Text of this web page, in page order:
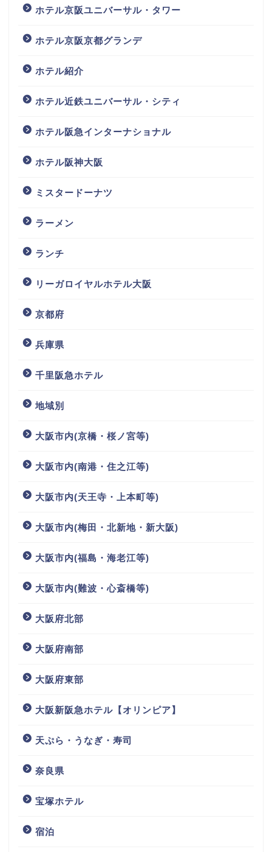
ホテル京阪ユニバーサル・タワー
ホテル京阪京都グランデ
ホテル紹介
ホテル近鉄ユニバーサル・シティ
ホテル阪急インターナショナル
ホテル阪神大阪
ミスタードーナツ
ラーメン
ランチ
リーガロイヤルホテル大阪
京都府
兵庫県
千里阪急ホテル
地域別
大阪市内(京橋・桜ノ宮等)
大阪市内(南港・住之江等)
大阪市内(天王寺・上本町等)
大阪市内(梅田・北新地・新大阪)
大阪市内(福島・海老江等)
大阪市内(難波・心斎橋等)
大阪府北部
大阪府南部
大阪府東部
大阪新阪急ホテル【オリンピア】
天ぷら・うなぎ・寿司
奈良県
宝塚ホテル
宿泊